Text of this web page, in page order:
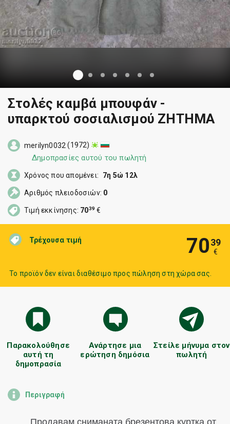
Στολές καμβά μπουφάν -
υπαρκτού σοσιαλισμού ΖΗΤΗΜΑ
Τρέχουσα τιμή 7039
€
Το προϊόν δεν είναι διαθέσιμο προς πώληση στη χώρα σας.
Παρακολούθησε
αυτή τη
δημοπρασία
Ανάρτησε μια
ερώτηση δημόσια
Στείλε μήνυμα στον
πωλητή
merilyn0032 (1972)
Δημοπρασίες αυτού του πωλητή
Χρόνος που απομένει: 7η 5ώ 12λ
Αριθμός πλειοδοσιών: 0
Τιμή εκκίνησης: 7039 €
Περιγραφή